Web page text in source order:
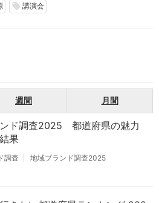
local_offer 講演会
週間 月間
ド調査2025 都道府県の魅力
果
調査 地域ブランド調査2025